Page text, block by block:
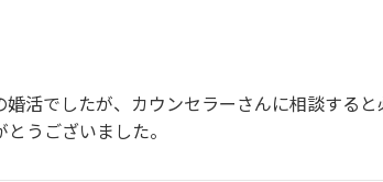
活でしたが、カウンセラーさんに相談する
うございました。